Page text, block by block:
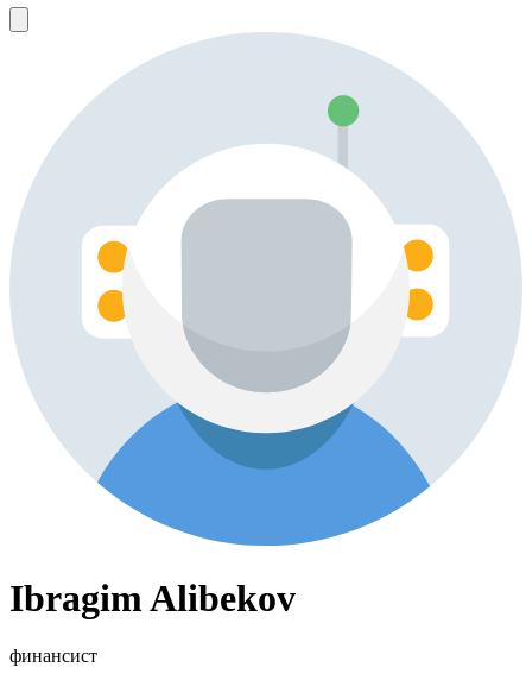
Ibragim Alibekov
финансист